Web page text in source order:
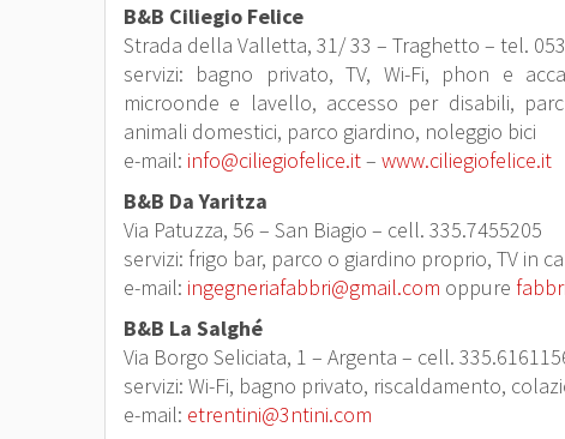
B&B Ciliegio Felice
Strada della Valletta, 31/ 33 – Traghetto – tel.
servizi: bagno privato, TV, Wi-Fi, phon e
microonde e lavello, accesso per disabili,
animali domestici, parco giardino, noleggio bici
e-mail: info@ciliegiofelice.it– www.ciliegiofelice.it
B&B Da Yaritza
Via Patuzza, 56 – San Biagio – cell. 335.7455205
servizi: frigo bar, parco o giardino proprio, TV in
e-mail: ingegneriafabbri@gmail.com oppure
B&B La Salghé
Via Borgo Seliciata, 1 – Argenta – cell.
servizi: Wi-Fi, bagno privato, riscaldamento,
e-mail: etrentini@3ntini.com